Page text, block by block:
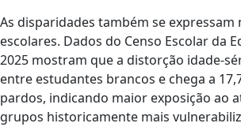
As disparidades também se expressam
escolares. Dados do Censo Escolar da
2025 mostram que a distorção idade-
entre estudantes brancos e chega a
pardos, indicando maior exposição ao
grupos historicamente mais